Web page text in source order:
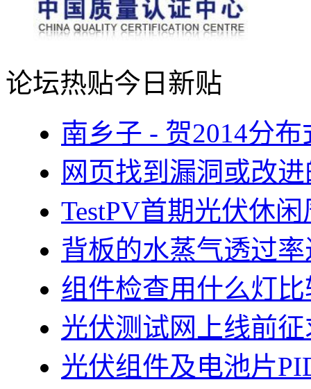
论坛热贴今日新贴
南乡子 - 贺2014分
网页找到漏洞或改
TestPV首期光伏休
背板的水蒸气透过
组件检查用什么灯
光伏测试网上线前
光伏组件及电池片